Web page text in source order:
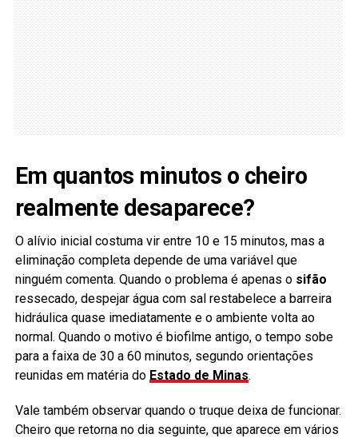
Em quantos minutos o cheiro
realmente desaparece?
O alívio inicial costuma vir entre 10 e 15 minutos, mas a
eliminação completa depende de uma variável que
ninguém comenta. Quando o problema é apenas o sifão
ressecado, despejar água com sal restabelece a barreira
hidráulica quase imediatamente e o ambiente volta ao
normal. Quando o motivo é biofilme antigo, o tempo sobe
para a faixa de 30 a 60 minutos, segundo orientações
reunidas em matéria do Estado de Minas.
Vale também observar quando o truque deixa de funcionar.
Cheiro que retorna no dia seguinte, que aparece em vários